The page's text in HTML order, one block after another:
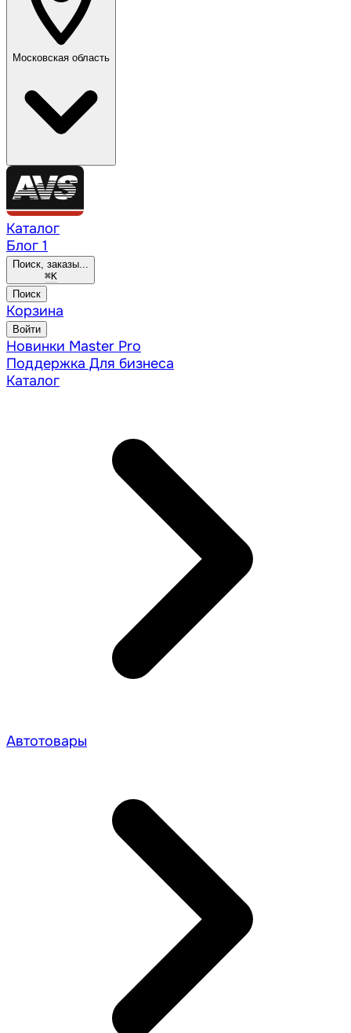
Московская область
Каталог
Блог 1
Поиск, заказы...
⌘K
Поиск
Корзина
Войти
Новинки Master Pro
Поддержка Для бизнеса
Каталог
Автотовары